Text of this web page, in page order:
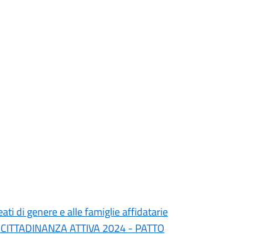
di genere e alle famiglie affidatarie
ATTIVA 2024 - PATTO